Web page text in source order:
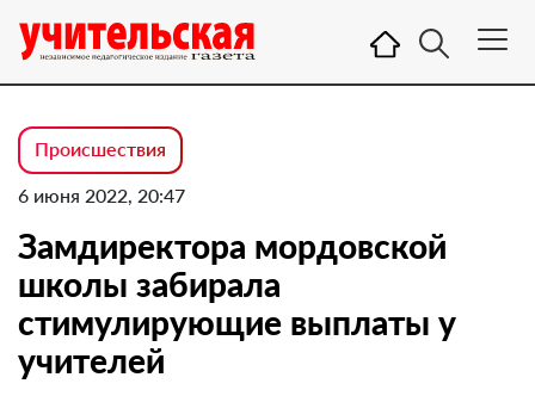
Происшествия
6 июня 2022, 20:47
Замдиректора мордовской
школы забирала
стимулирующие выплаты у
учителей